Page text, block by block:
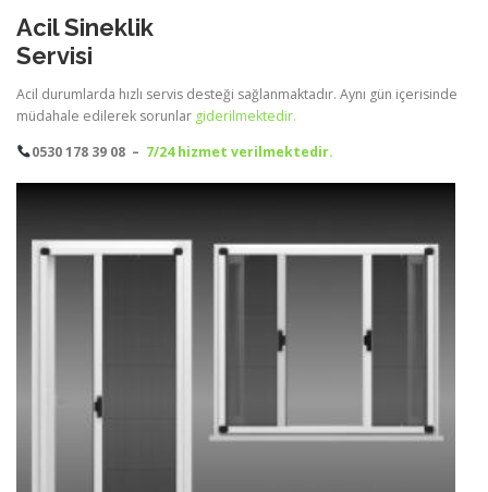
Acil Sineklik
Servisi
Acil durumlarda hızlı servis desteği sağlanmaktadır. Aynı gün içerisinde
müdahale edilerek sorunlar giderilmektedir.
0530 178 39 08 – 7/24 hizmet verilmektedir.